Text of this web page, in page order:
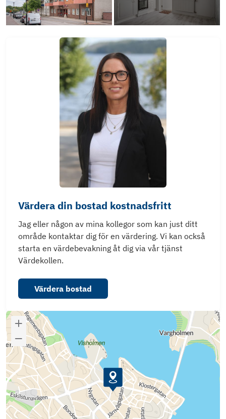
Värdera din bostad kostnadsfritt
Jag eller någon av mina kollegor som kan just ditt
område kontaktar dig för en värdering. Vi kan också
starta en värdebevakning åt dig via vår tjänst
Värdekollen.
Värdera bostad